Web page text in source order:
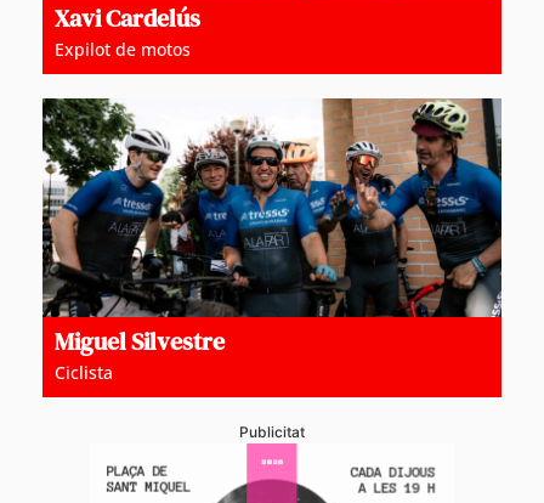
Xavi Cardelús
Expilot de motos
Miguel Silvestre
Ciclista
Publicitat